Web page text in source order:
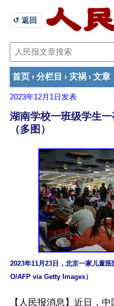
↺ 返回
首页 › 分栏目 › 灾祸 › 文章
2023年12月1日 发表
湖南学校一班级学生
（多图）
2023年11月23日，北京一家儿童
O/AFP via Getty Images）
【人民报消息】近日，中